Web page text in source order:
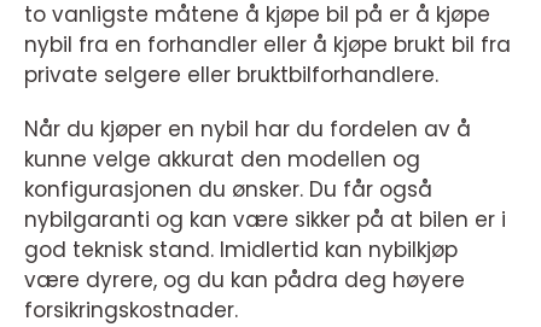
to vanligste måtene å kjøpe bil på er å kjøpe
nybil fra en forhandler eller å kjøpe brukt bil fra
private selgere eller bruktbilforhandlere.
Når du kjøper en nybil har du fordelen av å
kunne velge akkurat den modellen og
konfigurasjonen du ønsker. Du får også
nybilgaranti og kan være sikker på at bilen er i
god teknisk stand. Imidlertid kan nybilkjøp
være dyrere, og du kan pådra deg høyere
forsikringskostnader.